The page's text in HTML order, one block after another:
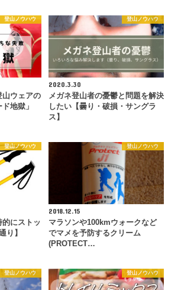
登山ノウハウ
山ウェアの
地獄」
登山ノウハウ
2020.3.30
メガネ登山者の憂鬱と問題を解決
したい【曇り・破損・サングラ
ス】
登山ノウハウ
的にストッ
り】
登山ノウハウ
2018.12.15
マラソンや100kmウォークなど
でマメを予防するクリーム
(PROTECT…
登山ノウハウ 登山ノウハウ